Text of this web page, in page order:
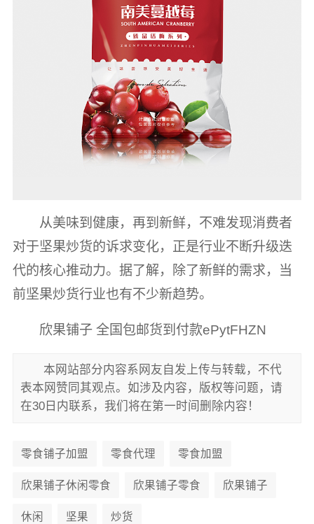
从美味到健康，再到新鲜，不难发现消费者
对于坚果炒货的诉求变化，正是行业不断升级迭
代的核心推动力。据了解，除了新鲜的需求，当
前坚果炒货行业也有不少新趋势。
欣果铺子 全国包邮货到付款ePytFHZN
本网站部分内容系网友自发上传与转载，不代
表本网赞同其观点。如涉及内容，版权等问题，请
在30日内联系，我们将在第一时间删除内容！
零食铺子加盟 零食代理 零食加盟
欣果铺子休闲零食 欣果铺子零食 欣果铺子
休闲 坚果 炒货